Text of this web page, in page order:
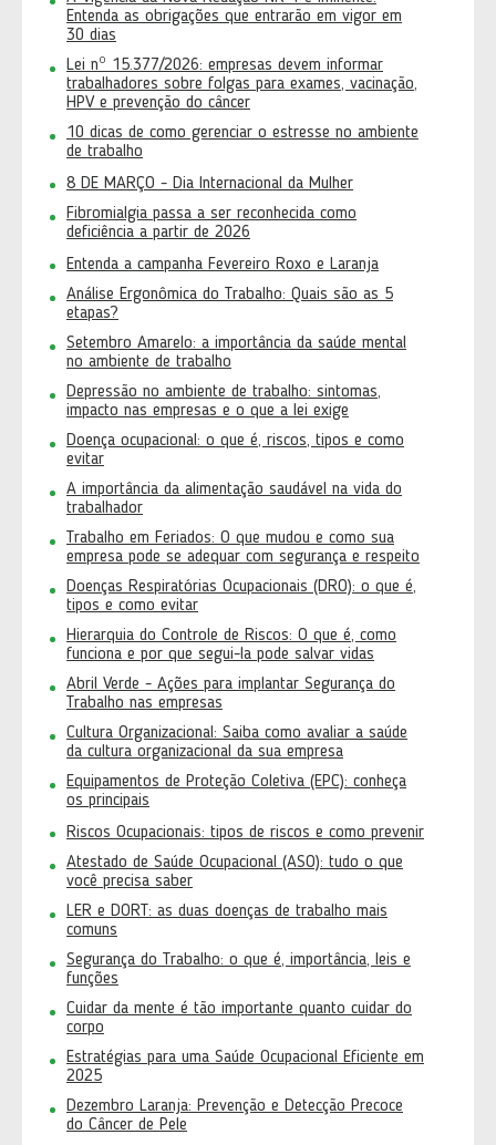
Entenda as obrigações que entrarão em vigor em
30 dias
Lei nº 15.377/2026: empresas devem informar
trabalhadores sobre folgas para exames, vacinação,
HPV e prevenção do câncer
10 dicas de como gerenciar o estresse no ambiente
de trabalho
8 DE MARÇO - Dia Internacional da Mulher
Fibromialgia passa a ser reconhecida como
deficiência a partir de 2026
Entenda a campanha Fevereiro Roxo e Laranja
Análise Ergonômica do Trabalho: Quais são as 5
etapas?
Setembro Amarelo: a importância da saúde mental
no ambiente de trabalho
Depressão no ambiente de trabalho: sintomas,
impacto nas empresas e o que a lei exige
Doença ocupacional: o que é, riscos, tipos e como
evitar
A importância da alimentação saudável na vida do
trabalhador
Trabalho em Feriados: O que mudou e como sua
empresa pode se adequar com segurança e respeito
Doenças Respiratórias Ocupacionais (DRO): o que é,
tipos e como evitar
Hierarquia do Controle de Riscos: O que é, como
funciona e por que segui-la pode salvar vidas
Abril Verde - Ações para implantar Segurança do
Trabalho nas empresas
Cultura Organizacional: Saiba como avaliar a saúde
da cultura organizacional da sua empresa
Equipamentos de Proteção Coletiva (EPC): conheça
os principais
Riscos Ocupacionais: tipos de riscos e como prevenir
Atestado de Saúde Ocupacional (ASO): tudo o que
você precisa saber
LER e DORT: as duas doenças de trabalho mais
comuns
Segurança do Trabalho: o que é, importância, leis e
funções
Cuidar da mente é tão importante quanto cuidar do
corpo
Estratégias para uma Saúde Ocupacional Eficiente em
2025
Dezembro Laranja: Prevenção e Detecção Precoce
do Câncer de Pele